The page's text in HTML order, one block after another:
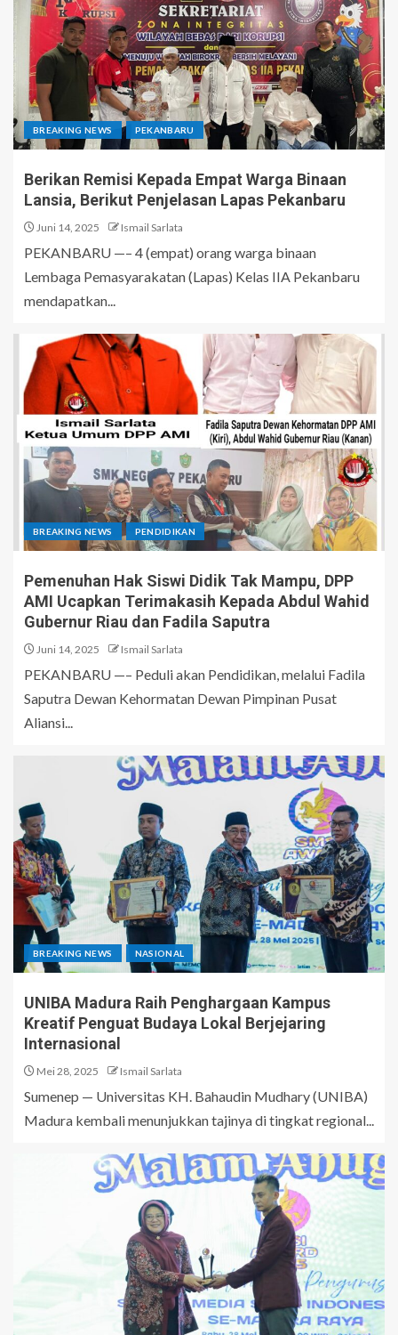
BREAKING NEWS PEKANBARU
Berikan Remisi Kepada Empat Warga Binaan
Lansia, Berikut Penjelasan Lapas Pekanbaru
Juni 14, 2025 Ismail Sarlata
PEKANBARU —– 4 (empat) orang warga binaan
Lembaga Pemasyarakatan (Lapas) Kelas IIA Pekanbaru
mendapatkan...
BREAKING NEWS PENDIDIKAN
Pemenuhan Hak Siswi Didik Tak Mampu, DPP
AMI Ucapkan Terimakasih Kepada Abdul Wahid
Gubernur Riau dan Fadila Saputra
Juni 14, 2025 Ismail Sarlata
PEKANBARU —– Peduli akan Pendidikan, melalui Fadila
Saputra Dewan Kehormatan Dewan Pimpinan Pusat
Aliansi...
BREAKING NEWS NASIONAL
UNIBA Madura Raih Penghargaan Kampus
Kreatif Penguat Budaya Lokal Berjejaring
Internasional
Mei 28, 2025 Ismail Sarlata
Sumenep — Universitas KH. Bahaudin Mudhary (UNIBA)
Madura kembali menunjukkan tajinya di tingkat regional...